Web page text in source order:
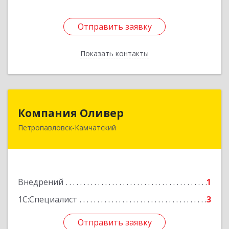
Отправить заявку
Показать контакты
Отправить заявку
Назад
Компания Оливер
Петропавловск-Камчатский
Внедрений
1
1С:Специалист
3
Отправить заявку
683002, Камчатский край, Петропавловск-
Отправить заявку